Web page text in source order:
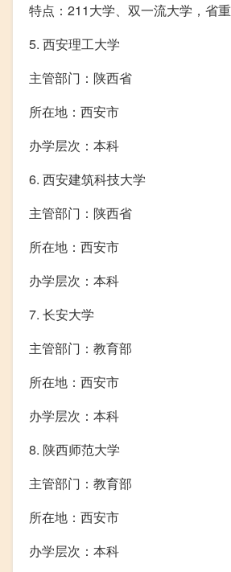
特点：211大学、双一流大学，省
5. 西安理工大学
主管部门：陕西省
所在地：西安市
办学层次：本科
6. 西安建筑科技大学
主管部门：陕西省
所在地：西安市
办学层次：本科
7. 长安大学
主管部门：教育部
所在地：西安市
办学层次：本科
8. 陕西师范大学
主管部门：教育部
所在地：西安市
办学层次：本科